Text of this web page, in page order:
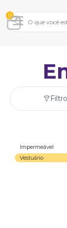
0
Impermeável
Vestuário